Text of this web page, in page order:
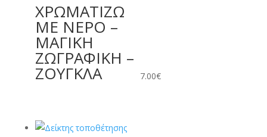
ΧΡΩΜΑΤΙΖΩ
ΜΕ ΝΕΡΟ –
ΜΑΓΙΚΗ
ΖΩΓΡΑΦΙΚΗ –
ΖΟΥΓΚΛΑ 7.00€